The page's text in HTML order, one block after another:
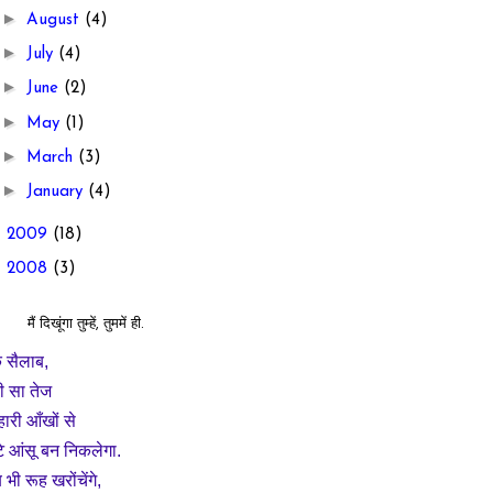
► August (4)
► July (4)
► June (2)
► May (1)
► March (3)
► January (4)
2009 (18)
2008 (3)
मैं दिखूंगा तुम्हें, तुममें ही.
सैलाब,
सा तेज
आँखों से
आंसू बन निकलेगा.
भी रूह खरोंचेंगे,